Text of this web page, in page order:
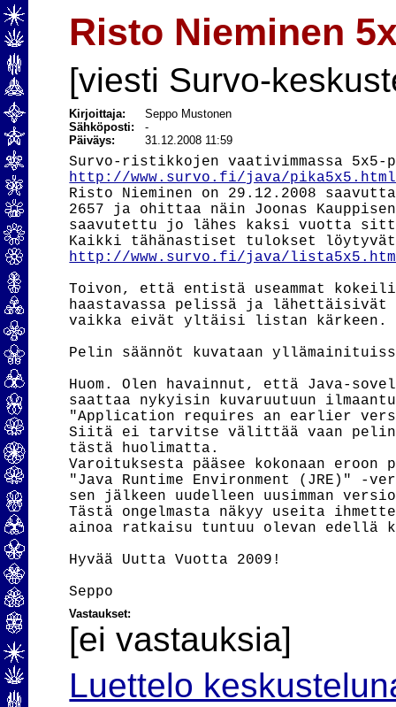
Risto Nieminen
[viesti Survo-
Kirjoittaja:
Seppo Mustonen
Sähköposti:-
Päiväys:
31.12.2008 11:59
http://www.survo.fi/java/pika5x5.html
Risto Nieminen on 29.12.2008
2657 ja ohittaa näin Joonas
saavutettu jo lähes kaksi vuotta
http://www.survo.fi/java/
Toivon, että entistä useammat
haastavassa pelissä ja
vaikka eivät yltäisi listan kärkeen.
Pelin säännöt kuvataan
Huom. Olen havainnut, että Java-
saattaa nykyisin kuvaruutuun
"Application requires an earlier
Siitä ei tarvitse välittää vaan
tästä huolimatta.
Varoituksesta pääsee kokonaan
"Java Runtime Environment (JRE)" -
sen jälkeen uudelleen uusimman
Tästä ongelmasta näkyy useita
ainoa ratkaisu tuntuu olevan edellä
Hyvää Uutta Vuotta 2009!
Vastaukset:
[ei vastauksia]
Luettelo